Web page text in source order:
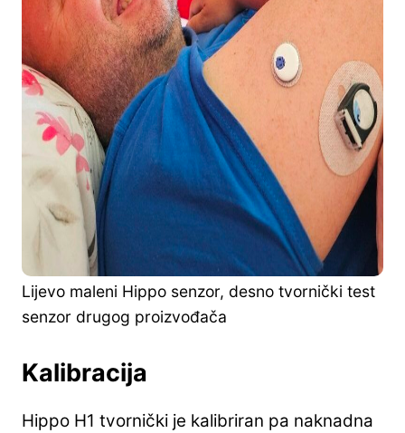
Lijevo maleni Hippo senzor, desno tvornički test
senzor drugog proizvođača
Kalibracija
Hippo H1 tvornički je kalibriran pa naknadna